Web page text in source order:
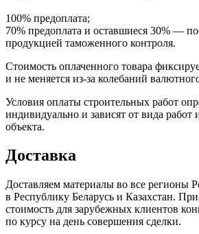
100% предоплата;
70% предоплата и оставшиеся 30% —
продукцией таможенного контроля.
Стоимость оплаченного товара
и не меняется из-за колебаний
Условия оплаты строительных работ
индивидуально и зависят от вида работ
объекта.
Доставка
Доставляем материалы во все регионы
в Республику Беларусь и Казахстан. При
стоимость для зарубежных клиентов
по курсу на день совершения сделки.